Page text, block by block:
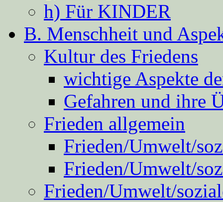
h) Für KINDER
B. Menschheit und
Kultur des Friedens
wichtige Aspekte
Gefahren und ihre
Frieden allgemein
Frieden/Umwelt/
Frieden/Umwelt/
Frieden/Umwelt/